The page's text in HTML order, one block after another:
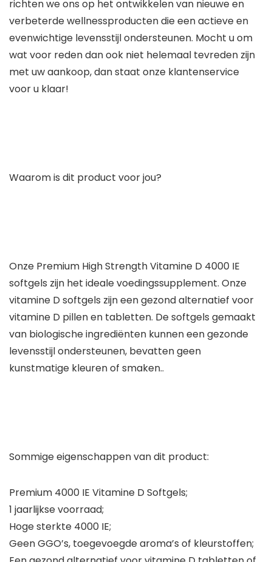
richten we ons op het ontwikkelen van nieuwe en
verbeterde wellnessproducten die een actieve en
evenwichtige levensstijl ondersteunen. Mocht u om
wat voor reden dan ook niet helemaal tevreden zijn
met uw aankoop, dan staat onze klantenservice
voor u klaar!
Waarom is dit product voor jou?
Onze Premium High Strength Vitamine D 4000 IE
softgels zijn het ideale voedingssupplement. Onze
vitamine D softgels zijn een gezond alternatief voor
vitamine D pillen en tabletten. De softgels gemaakt
van biologische ingrediënten kunnen een gezonde
levensstijl ondersteunen, bevatten geen
kunstmatige kleuren of smaken..
Sommige eigenschappen van dit product:
Premium 4000 IE Vitamine D Softgels;
1 jaarlijkse voorraad;
Hoge sterkte 4000 IE;
Geen GGO’s, toegevoegde aroma’s of kleurstoffen;